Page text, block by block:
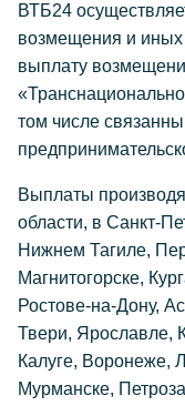
ВТБ24
возмещения и иных
выплату
том числе
Выплаты
области, в Санкт-
Нижнем Тагиле,
Магнитогорске,
Ростове-на-Дону,
Твери, Ярославле,
Калуге, Воронеже,
Мурманске,